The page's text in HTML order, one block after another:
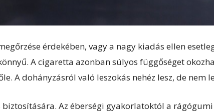
érdekében, vagy a nagy kiadás ellen
A cigaretta azonban súlyos függőséget
A dohányzásról való leszokás nehéz lesz, de nem
biztosítására. Az éberségi gyakorlatoktól a